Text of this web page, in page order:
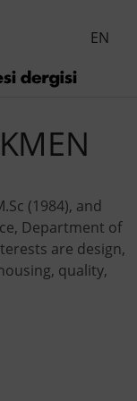
EN
(1984), and
Department of
are design,
quality,